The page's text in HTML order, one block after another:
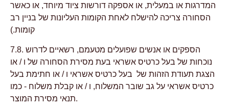
המדרגות או במעלית, או אספקה דורשות ציוד מיוחד, או כאשר
הסחורה צריכה להישלח לאחת הקומות העליונות של בניין רב
7.8. הספקים או אנשים שפועלים מטעמם, רשאיים לדרוש
נוכחות של בעל כרטיס אשראי בעת מסירת הסחורה של ו / או
הצגת תעודת הזהות של בעל כרטיס אשראי ו / או חתימת בעל
כרטיס אשראי על גב שובר המשלוח, ו / או קבלת משלוח - כמו
תנאי מסירת המוצר.